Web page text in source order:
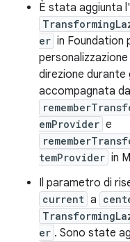
È stata aggiunta
er in Foundation
direzione durante
accompagnata
emProvider e
temProvider in
Il parametro di
current a
er . Sono state